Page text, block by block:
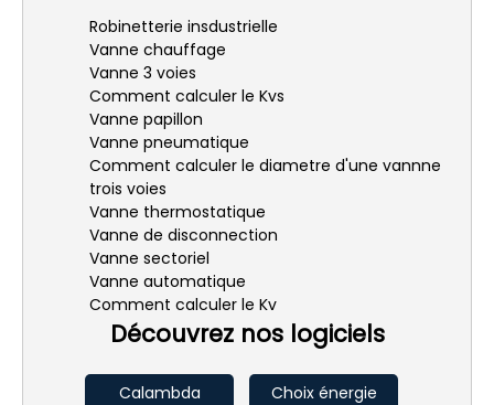
Robinetterie insdustrielle
Vanne chauffage
Vanne 3 voies
Comment calculer le Kvs
Vanne papillon
Vanne pneumatique
Comment calculer le diametre d'une vannne
trois voies
Vanne thermostatique
Vanne de disconnection
Vanne sectoriel
Vanne automatique
Comment calculer le Kv
Découvrez nos logiciels
Calambda Choix énergie